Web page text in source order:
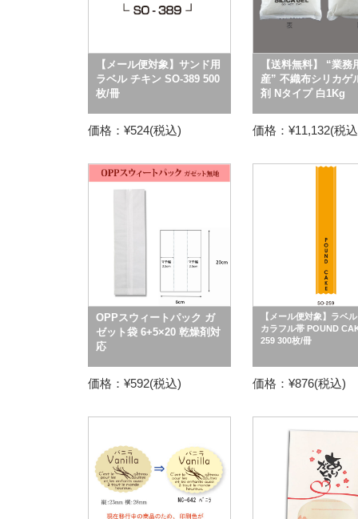
【メール便対象】サンド用
ラベル チキン SO-389 500
枚/冊
価格：¥524(税込)
【送料無料】 “業務
産” 不織布シリカゲ
剤 Nタイプ 白1Kg
価格：¥11,132(税
OPPスウィートパック ガ
ゼット袋 6+5×20 乾燥剤対
応
価格：¥592(税込)
【メール便対象】ラベ
カラフル帯 POUND
259 300枚/冊
価格：¥876(税込)